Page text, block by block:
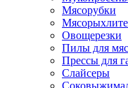
Мясорубки
Овощерезки
Пилы для
Прессы для
Слайсеры